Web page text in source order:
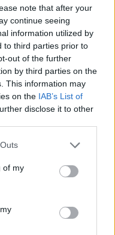
note that after your
continue seeing
information utilized by
to third parties prior to
out of the further
by third parties on the
This information may
on the IAB’s List of
disclose it to other
of my